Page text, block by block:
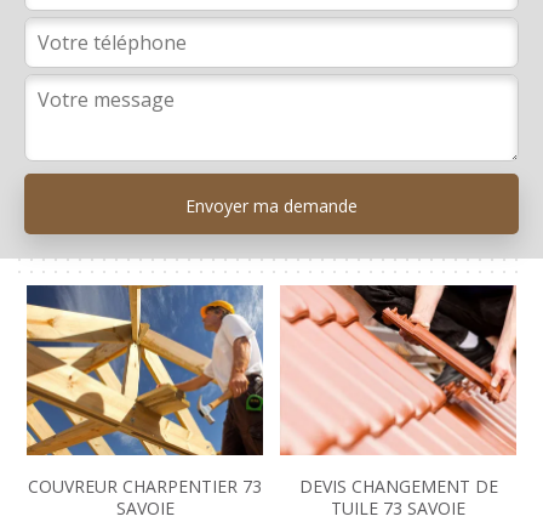
COUVREUR CHARPENTIER 73
SAVOIE
DEVIS CHANGEMENT DE
TUILE 73 SAVOIE